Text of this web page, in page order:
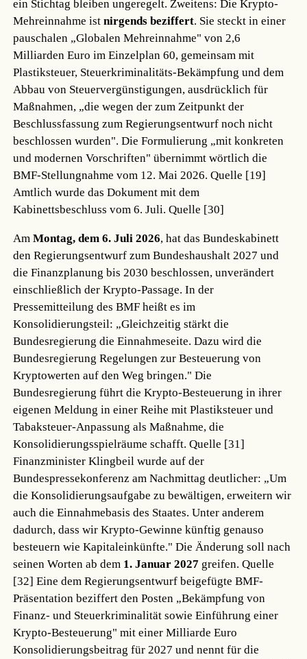
ein Stichtag bleiben ungeregelt. Zweitens: Die Krypto-
Mehreinnahme istnirgends beziffert. Sie steckt in einer
pauschalen „Globalen Mehreinnahme" von 2,6
Milliarden Euro im Einzelplan 60, gemeinsam mit
Plastiksteuer, Steuerkriminalitäts-Bekämpfung und dem
Abbau von Steuervergünstigungen, ausdrücklich für
Maßnahmen, „die wegen der zum Zeitpunkt der
Beschlussfassung zum Regierungsentwurf noch nicht
beschlossen wurden". Die Formulierung „mit konkreten
und modernen Vorschriften" übernimmt wörtlich die
BMF-Stellungnahme vom 12. Mai 2026.Quelle [19]
Amtlich wurde das Dokument mit dem
Kabinettsbeschluss vom 6. Juli.Quelle [30]
AmMontag, dem 6. Juli 2026, hat das Bundeskabinett
den Regierungsentwurf zum Bundeshaushalt 2027 und
die Finanzplanung bis 2030 beschlossen, unverändert
einschließlich der Krypto-Passage. In der
Pressemitteilung des BMF heißt es im
Konsolidierungsteil: „Gleichzeitig stärkt die
Bundesregierung die Einnahmeseite. Dazu wird die
Bundesregierung Regelungen zur Besteuerung von
Kryptowerten auf den Weg bringen." Die
Bundesregierung führt die Krypto-Besteuerung in ihrer
eigenen Meldung in einer Reihe mit Plastiksteuer und
Tabaksteuer-Anpassung als Maßnahme, die
Konsolidierungsspielräume schafft.Quelle [31]
Finanzminister Klingbeil wurde auf der
Bundespressekonferenz am Nachmittag deutlicher: „Um
die Konsolidierungsaufgabe zu bewältigen, erweitern wir
auch die Einnahmebasis des Staates. Unter anderem
dadurch, dass wir Krypto-Gewinne künftig genauso
besteuern wie Kapitaleinkünfte." Die Änderung soll nach
seinen Worten ab dem 1. Januar 2027 greifen.Quelle
[32] Eine dem Regierungsentwurf beigefügte BMF-
Präsentation beziffert den Posten „Bekämpfung von
Finanz- und Steuerkriminalität sowie Einführung einer
Krypto-Besteuerung" mit einer Milliarde Euro
Konsolidierungsbeitrag für 2027 und nennt für die